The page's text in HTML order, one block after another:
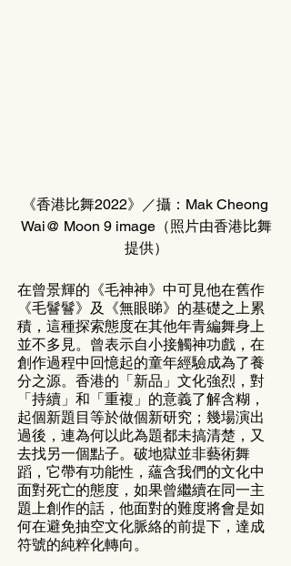
《香港比舞2022》／攝：Mak Cheong
Wai@ Moon 9 image（照片由香港比舞
提供）
在曾景輝的《毛神神》中可見他在舊作
《毛鬙鬙》及《無眼睇》的基礎之上累
積，這種探索態度在其他年青編舞身上
並不多見。曾表示自小接觸神功戲，在
創作過程中回憶起的童年經驗成為了養
分之源。香港的「新品」文化強烈，對
「持續」和「重複」的意義了解含糊，
起個新題目等於做個新研究；幾場演出
過後，連為何以此為題都未搞清楚，又
去找另一個點子。破地獄並非藝術舞
蹈，它帶有功能性，蘊含我們的文化中
面對死亡的態度，如果曾繼續在同一主
題上創作的話，他面對的難度將會是如
何在避免抽空文化脈絡的前提下，達成
符號的純粹化轉向。